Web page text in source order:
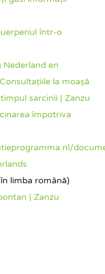
într-o
Nederland en
la moașă
sarcinii | Zanzu
împotriva
limba română)
| Zanzu